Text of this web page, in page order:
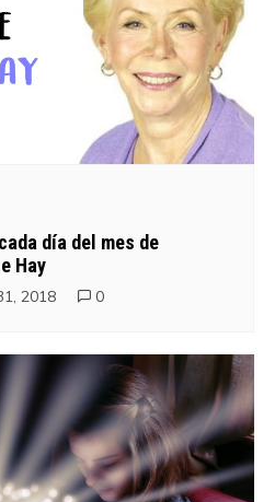
día del mes de
Hay
2018 0